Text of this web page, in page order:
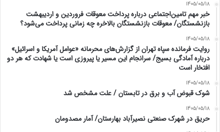
1405/05/18
خبر مهم تامین‌اجتماعی درباره پرداخت معوقات فروردین و اردیبهشت
بازنشستگان/ معوقات بازنشستگان بالاخره چه زمانی پرداخت می‌شود؟
1405/05/18
روایت فرمانده سپاه تهران از گزارش‌های محرمانه «عوامل آمریکا و اسرائیل»
درباره آمادگی بسیج/ سرانجام این مسیر یا پیروزی است یا شهادت که هر دو
افتخار است
1405/05/18
شوک قبوض آب و برق در تابستان / علت مشخص شد
1405/05/18
حریق در شهرک صنعتی نصیرآباد بهارستان/ آمار مصدومان